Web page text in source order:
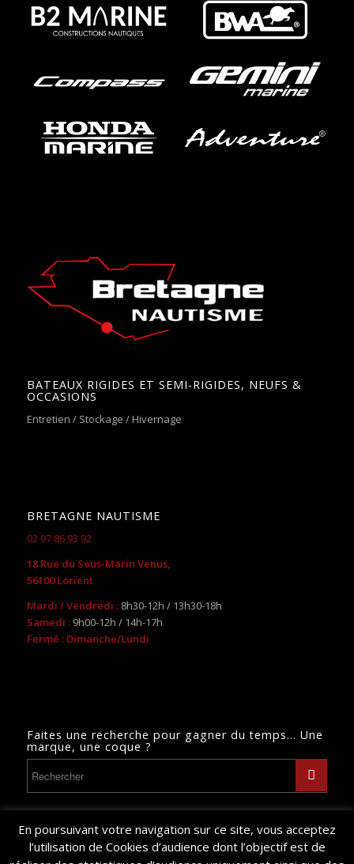
BATEAUX RIGIDES ET SEMI-RIGIDES, NEUFS &
OCCASIONS
Entretien / Stockage / Hivernage
BRETAGNE NAUTISME
02 97 86 93 92
18 Rue du Sous-Marin Venus,
56100 Lorient
Mardi / Vendredi :8h30-12h / 13h30-18h
Samedi : 9h00-12h / 14h-17h
Fermé : Dimanche/Lundi
Faites une recherche pour gagner du temps… Une
marque, une coque ?
En poursuivant votre navigation sur ce site, vous acceptez
l’utilisation de Cookies d’audience dont l’objectif est de